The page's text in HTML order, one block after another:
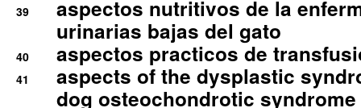
39
aspectos nutritivos de la
urinarias bajas del gato
40 aspectos practicos de
41
aspects of the dysplastic
dog osteochondrotic syndrome